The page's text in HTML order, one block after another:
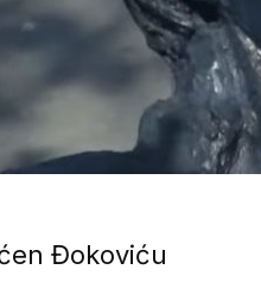
Đokoviću